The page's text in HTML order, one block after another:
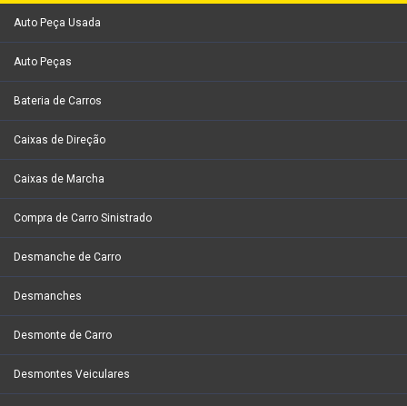
Auto Peça Usada
Auto Peças
Bateria de Carros
Caixas de Direção
Caixas de Marcha
Compra de Carro Sinistrado
Desmanche de Carro
Desmanches
Desmonte de Carro
Desmontes Veiculares